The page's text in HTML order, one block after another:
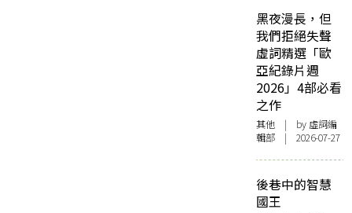
黑夜漫長，但
我們拒絕失聲
虛詞精選「歐
亞紀錄片週
2026」4部必看
之作
其他 | by 虛詞編
輯部 | 2026-07-27
後巷中的智慧
國王